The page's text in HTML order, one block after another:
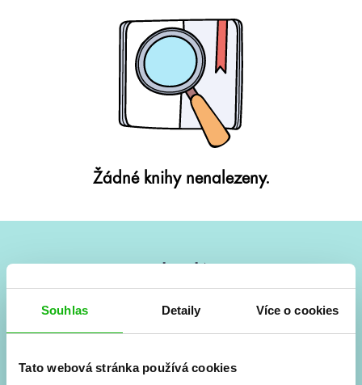
Souhlas Detaily Více o cookies
Tato webová stránka používá cookies
Žádné knihy nenalezeny.
Vše kolem #youngadult každý měsíc rovnou do mailu!
a seriálové adaptace a další.